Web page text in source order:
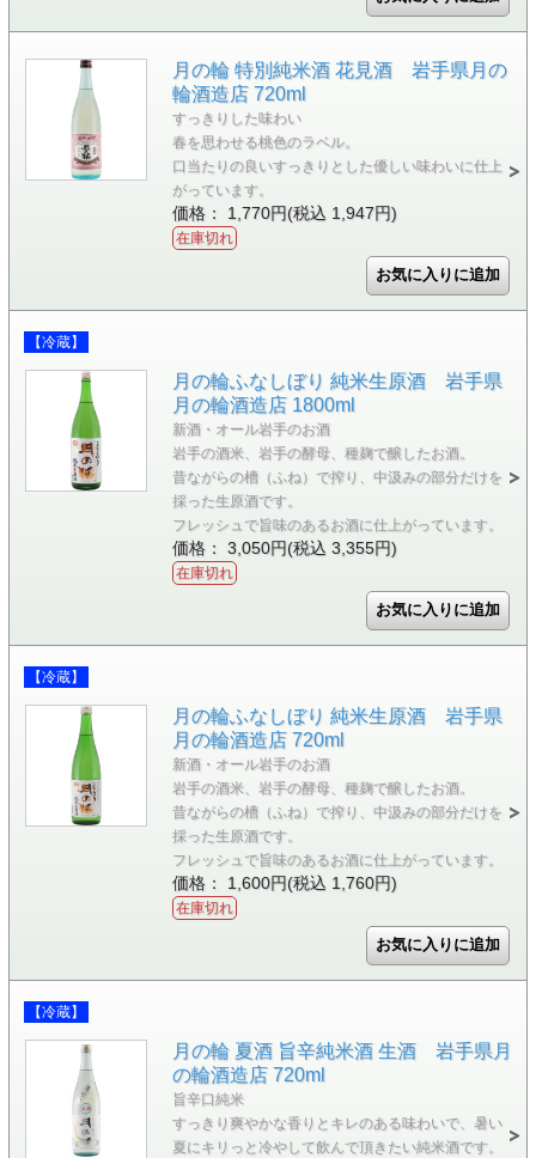
月の輪 特別純米酒 花見酒 岩手県月の
輪酒造店 720ml
すっきりした味わい
春を思わせる桃色のラベル。
口当たりの良いすっきりとした優しい味わいに仕上
がっています。
価格： 1,770円(税込 1,947円)
在庫切れ
【冷蔵】
月の輪ふなしぼり 純米生原酒 岩手県
月の輪酒造店 1800ml
新酒・オール岩手のお酒
岩手の酒米、岩手の酵母、種麹で醸したお酒。
昔ながらの槽（ふね）で搾り、中汲みの部分だけを
採った生原酒です。
フレッシュで旨味のあるお酒に仕上がっています。
価格： 3,050円(税込 3,355円)
在庫切れ
【冷蔵】
月の輪ふなしぼり 純米生原酒 岩手県
月の輪酒造店 720ml
新酒・オール岩手のお酒
岩手の酒米、岩手の酵母、種麹で醸したお酒。
昔ながらの槽（ふね）で搾り、中汲みの部分だけを
採った生原酒です。
フレッシュで旨味のあるお酒に仕上がっています。
価格： 1,600円(税込 1,760円)
在庫切れ
【冷蔵】
月の輪 夏酒 旨辛純米酒 生酒 岩手県月
の輪酒造店 720ml
旨辛口純米
すっきり爽やかな香りとキレのある味わいで、暑い
夏にキリっと冷やして飲んで頂きたい純米酒です。